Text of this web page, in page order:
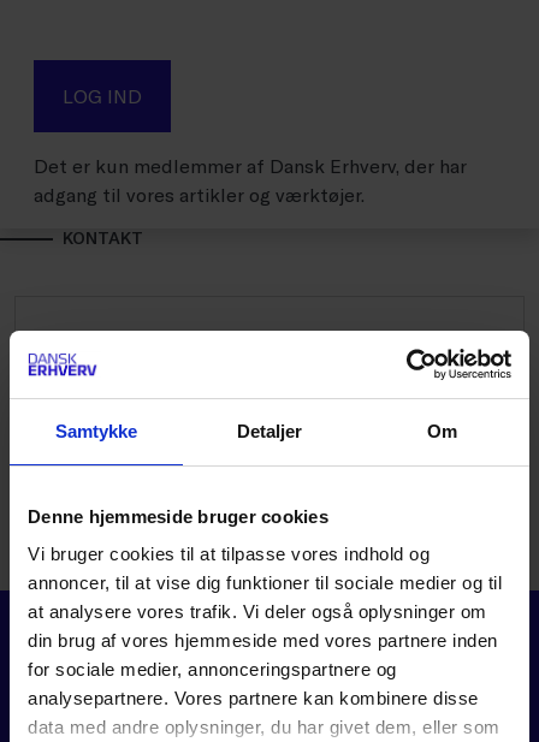
Samtykke Detaljer Om
Denne hjemmeside bruger cookies
Vi bruger cookies til at tilpasse vores indhold og
annoncer, til at vise dig funktioner til sociale medier og til
at analysere vores trafik. Vi deler også oplysninger om
din brug af vores hjemmeside med vores partnere inden
for sociale medier, annonceringspartnere og
analysepartnere. Vores partnere kan kombinere disse
data med andre oplysninger, du har givet dem, eller som
LOG IND
Det er kun medlemmer af Dansk Erhverv, der har
adgang til vores artikler og værktøjer.
KONTAKT
Kontakt
33746189
MEDLEMSRABATTER@DANSKERHVERV.DK
information om medlemsrabatter